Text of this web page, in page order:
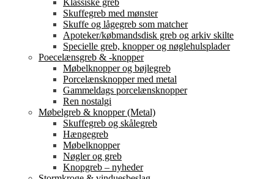
Klassiske greb
Skuffegreb med mønster
Skuffe og lågegreb som matcher
Apoteker/købmandsdisk greb og arkiv skilte
Specielle greb, knopper og nøglehulsplader
Poecelænsgreb & -knopper
Møbelknopper og bøjlegreb
Porcelænsknopper med metal
Gammeldags porcelænsknopper
Ren nostalgi
Møbelgreb & knopper (Metal)
Skuffegreb og skålegreb
Hængegreb
Møbelknopper
Nøgler og greb
Knopgreb – nyheder